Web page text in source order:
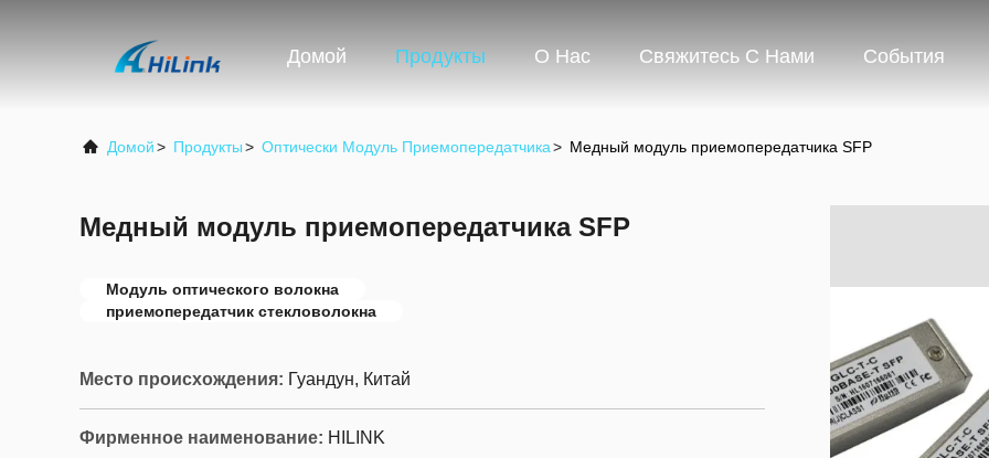
Домой Продукты О Нас Свяжитесь С Нами События
Домой> Продукты> Оптически Модуль Приемопередатчика> Медный модуль приемопередатчика SFP
Медный модуль приемопередатчика SFP
Модуль оптического волокна
приемопередатчик стекловолокна
Место происхождения: Гуандун, Китай
Фирменное наименование: HILINK